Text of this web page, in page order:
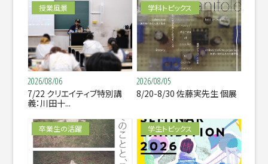
授業風景
2026/08/06
7/22 クリエイティブ特別講
義：川田十...
学科トピックス
2026/08/05
8/20-8/30 佐藤実先生 個展
卒業生の活躍 学生トピックス